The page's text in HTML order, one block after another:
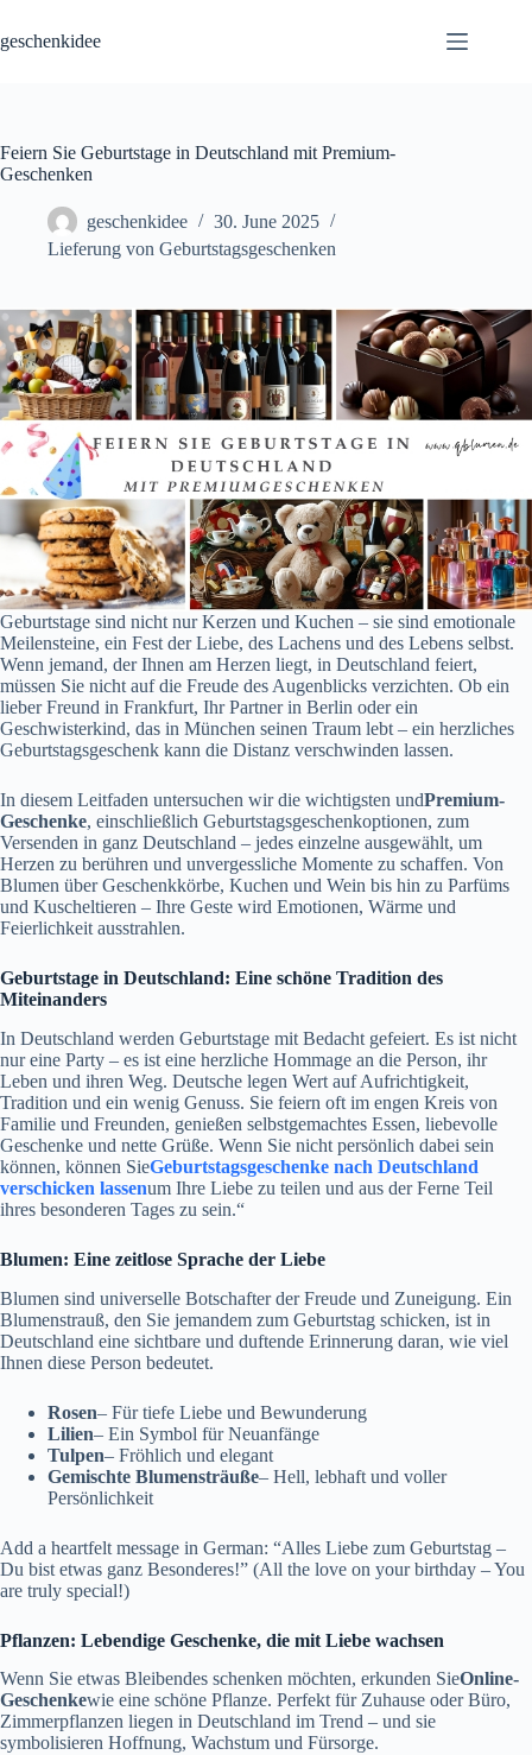
content
geschenkidee
Feiern Sie Geburtstage in Deutschland mit Premium-
Geschenken
geschenkidee
30. June 2025
Lieferung von Geburtstagsgeschenken
Geburtstage sind nicht nur Kerzen und Kuchen – sie sind emotionale
Meilensteine, ein Fest der Liebe, des Lachens und des Lebens selbst.
Wenn jemand, der Ihnen am Herzen liegt, in Deutschland feiert,
müssen Sie nicht auf die Freude des Augenblicks verzichten. Ob ein
lieber Freund in Frankfurt, Ihr Partner in Berlin oder ein
Geschwisterkind, das in München seinen Traum lebt – ein herzliches
Geburtstagsgeschenk kann die Distanz verschwinden lassen.
In diesem Leitfaden untersuchen wir die wichtigsten undPremium-
Geschenke, einschließlich Geburtstagsgeschenkoptionen, zum
Versenden in ganz Deutschland – jedes einzelne ausgewählt, um
Herzen zu berühren und unvergessliche Momente zu schaffen. Von
Blumen über Geschenkkörbe, Kuchen und Wein bis hin zu Parfüms
und Kuscheltieren – Ihre Geste wird Emotionen, Wärme und
Feierlichkeit ausstrahlen.
Geburtstage in Deutschland: Eine schöne Tradition des
Miteinanders
In Deutschland werden Geburtstage mit Bedacht gefeiert. Es ist nicht
nur eine Party – es ist eine herzliche Hommage an die Person, ihr
Leben und ihren Weg. Deutsche legen Wert auf Aufrichtigkeit,
Tradition und ein wenig Genuss. Sie feiern oft im engen Kreis von
Familie und Freunden, genießen selbstgemachtes Essen, liebevolle
Geschenke und nette Grüße. Wenn Sie nicht persönlich dabei sein
können, können SieGeburtstagsgeschenke nach Deutschland
verschicken lassenum Ihre Liebe zu teilen und aus der Ferne Teil
ihres besonderen Tages zu sein.“
Blumen: Eine zeitlose Sprache der Liebe
Blumen sind universelle Botschafter der Freude und Zuneigung. Ein
Blumenstrauß, den Sie jemandem zum Geburtstag schicken, ist in
Deutschland eine sichtbare und duftende Erinnerung daran, wie viel
Ihnen diese Person bedeutet.
Rosen– Für tiefe Liebe und Bewunderung
Lilien– Ein Symbol für Neuanfänge
Tulpen– Fröhlich und elegant
Gemischte Blumensträuße– Hell, lebhaft und voller
Persönlichkeit
Add a heartfelt message in German: “Alles Liebe zum Geburtstag –
Du bist etwas ganz Besonderes!” (All the love on your birthday – You
are truly special!)
Pflanzen: Lebendige Geschenke, die mit Liebe wachsen
Wenn Sie etwas Bleibendes schenken möchten, erkunden SieOnline-
Geschenkewie eine schöne Pflanze. Perfekt für Zuhause oder Büro,
Zimmerpflanzen liegen in Deutschland im Trend – und sie
symbolisieren Hoffnung, Wachstum und Fürsorge.